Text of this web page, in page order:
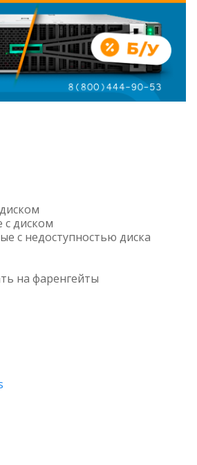
с диском
с недоступностью диска
на фаренгейты